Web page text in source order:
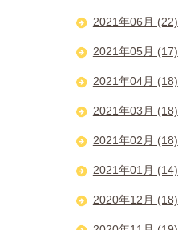
2021年06月 (22)
2021年05月 (17)
2021年04月 (18)
2021年03月 (18)
2021年02月 (18)
2021年01月 (14)
2020年12月 (18)